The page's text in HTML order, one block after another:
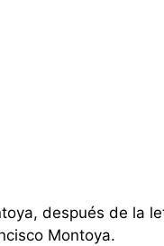
después de la
Montoya.